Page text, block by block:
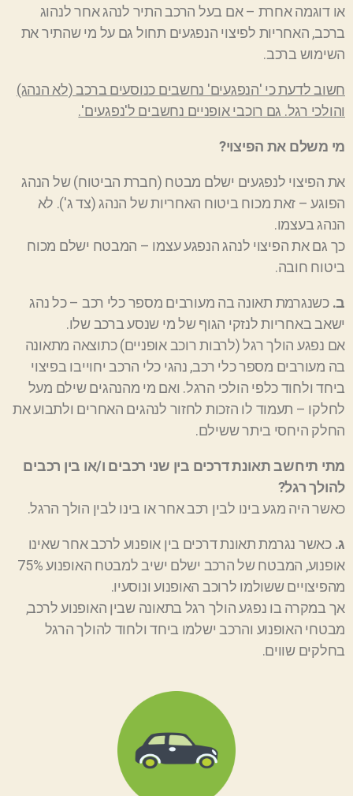
או דוגמה אחרת – אם בעל הרכב התיר לנהג אחר לנהוג
ברכב, האחריות לפיצוי הנפגעים תחול גם על מי שהתיר את
השימוש ברכב.
חשוב לדעת כי 'הנפגעים' נחשבים כנוסעים ברכב (לא הנהג)
והולכי רגל. גם רוכבי אופניים נחשבים ל'נפגעים'.
מי משלם את הפיצוי?
את הפיצוי לנפגעים ישלם מבטח (חברת הביטוח) של הנהג
הפוגע – זאת מכוח ביטוח האחריות של הנהג (צד ג'). לא
הנהג בעצמו.
כך גם את הפיצוי לנהג הנפגע עצמו – המבטח ישלם מכוח
ביטוח חובה.
ב.כשנגרמת תאונה בה מעורבים מספר כלי רכב – כל נהג
ישאב באחריות לנזקי הגוף של מי שנסע ברכב שלו.
אם נפגע הולך רגל (לרבות רוכב אופניים) כתוצאה מתאונה
בה מעורבים מספר כלי רכב, נהגי כלי הרכב יחוייבו בפיצוי
ביחד ולחוד כלפי הולכי הרגל. ואם מי מהנהגים שילם מעל
לחלקו – תעמוד לו הזכות לחזור לנהגים האחרים ולתבוע את
החלק היחסי ביתר ששילם.
מתי תיחשב תאונת דרכים בין שני רכבים ו/או בין רכבים
להולך רגל?
כאשר היה מגע בינו לבין רכב אחר או בינו לבין הולך הרגל.
ג.כאשר נגרמת תאונת דרכים בין אופנוע לרכב אחר שאינו
אופנוע, המבטח של הרכב ישלם ישיב למבטח האופנוע 75%
מהפיצויים ששולמו לרוכב האופנוע ונוסעיו.
אך במקרה בו נפגע הולך רגל בתאונה שבין האופנוע לרכב,
מבטחי האופנוע והרכב ישלמו ביחד ולחוד להולך הרגל
בחלקים שווים.